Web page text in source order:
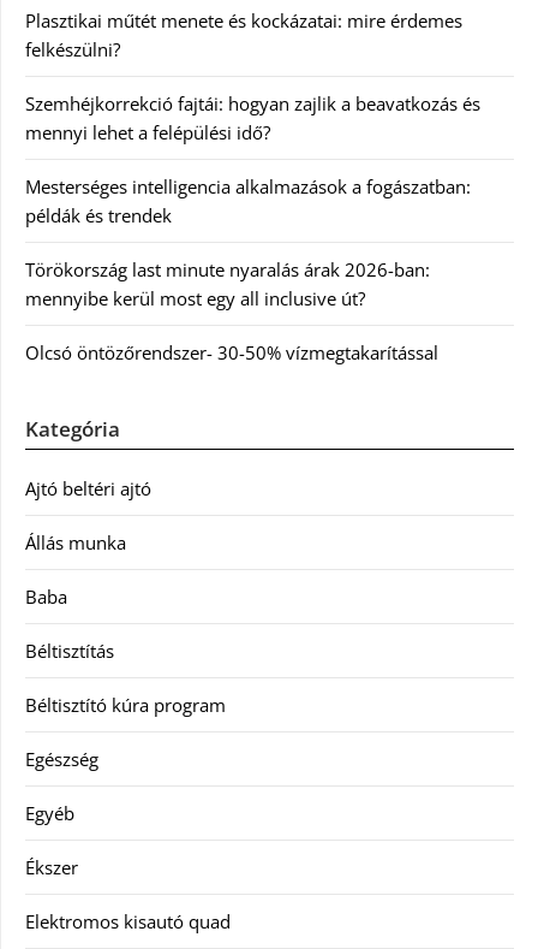
Plasztikai műtét menete és kockázatai: mire érdemes
felkészülni?
Szemhéjkorrekció fajtái: hogyan zajlik a beavatkozás és
mennyi lehet a felépülési idő?
Mesterséges intelligencia alkalmazások a fogászatban:
példák és trendek
Törökország last minute nyaralás árak 2026-ban:
mennyibe kerül most egy all inclusive út?
Olcsó öntözőrendszer- 30-50% vízmegtakarítással
Kategória
Ajtó beltéri ajtó
Állás munka
Baba
Béltisztítás
Béltisztító kúra program
Egészség
Egyéb
Ékszer
Elektromos kisautó quad